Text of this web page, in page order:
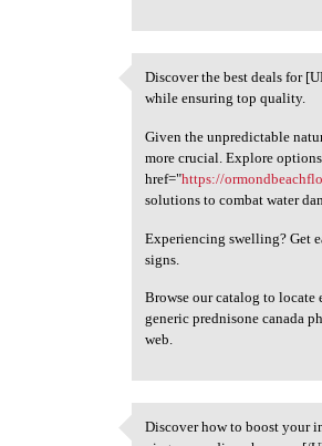
Discover the best deals
Discover the best deals for
while ensuring top quality.
Given the unpredictable
more crucial. Explore
href="https://
solutions to combat water
Experiencing swelling? Get
signs.
Browse our catalog to
generic prednisone canada
web.
Discover how to boost your